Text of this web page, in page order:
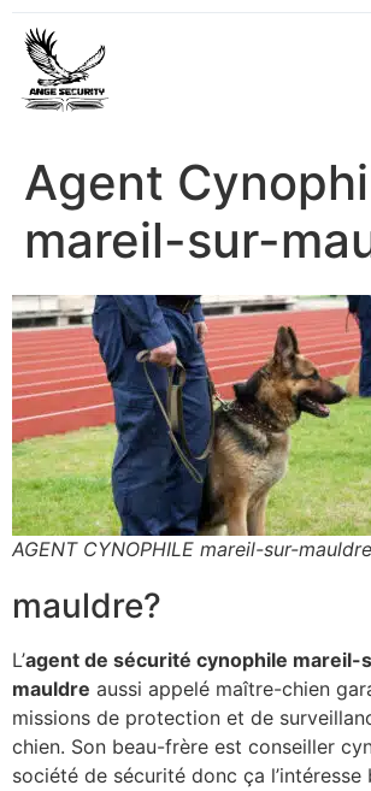
Agent
mareil-sur-
AGENT CYNOPHILE mareil-sur-mauldre
mauldre?
L’agent de sécurité cynophile mareil-
mauldre aussi appelé maître-chien
missions de protection et de
chien. Son beau-frère est conseiller
société de sécurité donc ça l’intéresse